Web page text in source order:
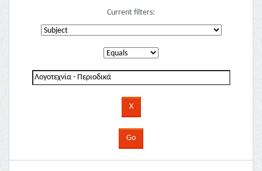
Current filters: